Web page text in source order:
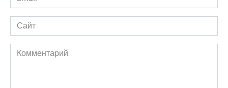
*
Сайт
Комментарий